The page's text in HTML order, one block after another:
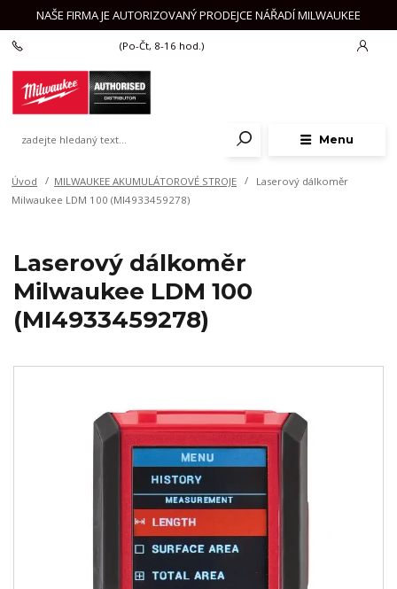
NAŠE FIRMA JE AUTORIZOVANÝ PRODEJCE NÁŘADÍ MILWAUKEE
Menu
(Po-Čt, 8-16 hod.)
Úvod MILWAUKEE AKUMULÁTOROVÉ STROJE
Laserový dálkoměr
Milwaukee LDM 100 (MI4933459278)
Laserový dálkoměr
Milwaukee LDM 100
(MI4933459278)